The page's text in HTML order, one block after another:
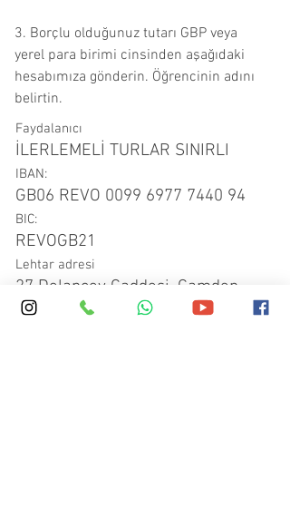
3. Borçlu olduğunuz tutarı GBP veya
yerel para birimi cinsinden aşağıdaki
hesabımıza gönderin. Öğrencinin adını
belirtin.
Faydalanıcı
İLERLEMELİ TURLAR SINIRLI
IBAN:
GB06 REVO 0099 6977 7440 94
BIC:
REVOGB21
Lehtar adresi
27 Delancey Caddesi, Camden,
Londra, NW1 7RX, Birleşik Krallık